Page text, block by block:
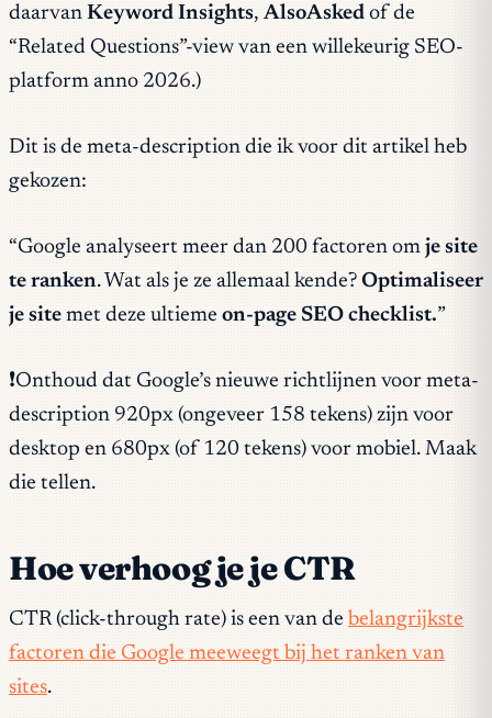
daarvan Keyword Insights, AlsoAsked of de
“Related Questions”-view van een willekeurig SEO-
platform anno 2026.)
Dit is de meta-description die ik voor dit artikel heb
gekozen:
“Google analyseert meer dan 200 factoren om je site
te ranken. Wat als je ze allemaal kende? Optimaliseer
je site met deze ultieme on-page SEO checklist.”
❗️Onthoud dat Google’s nieuwe richtlijnen voor meta-
description 920px (ongeveer 158 tekens) zijn voor
desktop en 680px (of 120 tekens) voor mobiel. Maak
die tellen.
Hoe verhoog je je CTR
CTR (click-through rate) is een van de belangrijkste
factoren die Google meeweegt bij het ranken van
sites.